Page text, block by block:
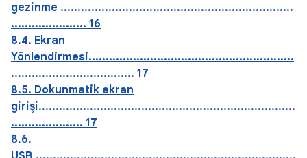
gezinme ....................................................................
...................... 16
8.4. Ekran
Yönlendirmesi............................................................
.................................... 17
8.5. Dokunmatik ekran
girişi...........................................................................
..................... 17
8.6.